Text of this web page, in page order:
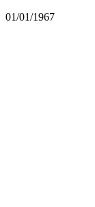
01/01/1967